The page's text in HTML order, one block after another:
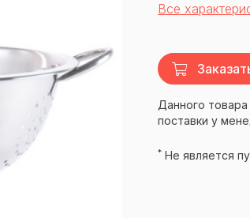
Все
Данного
поставки у
* Не является